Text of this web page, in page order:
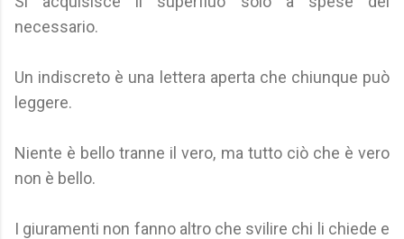
necessario.
Un indiscreto è una lettera aperta che chiunque può
leggere.
Niente è bello tranne il vero, ma tutto ciò che è vero
non è bello.
I giuramenti non fanno altro che svilire chi li chiede e